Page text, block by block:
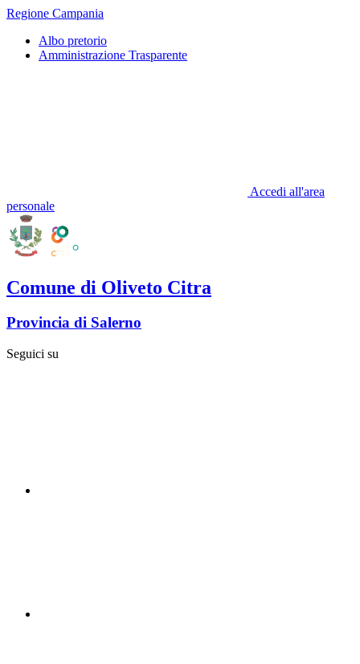
Regione Campania
Albo pretorio
Amministrazione Trasparente
Accedi all'area
personale
Comune di Oliveto Citra
Provincia di Salerno
Seguici su